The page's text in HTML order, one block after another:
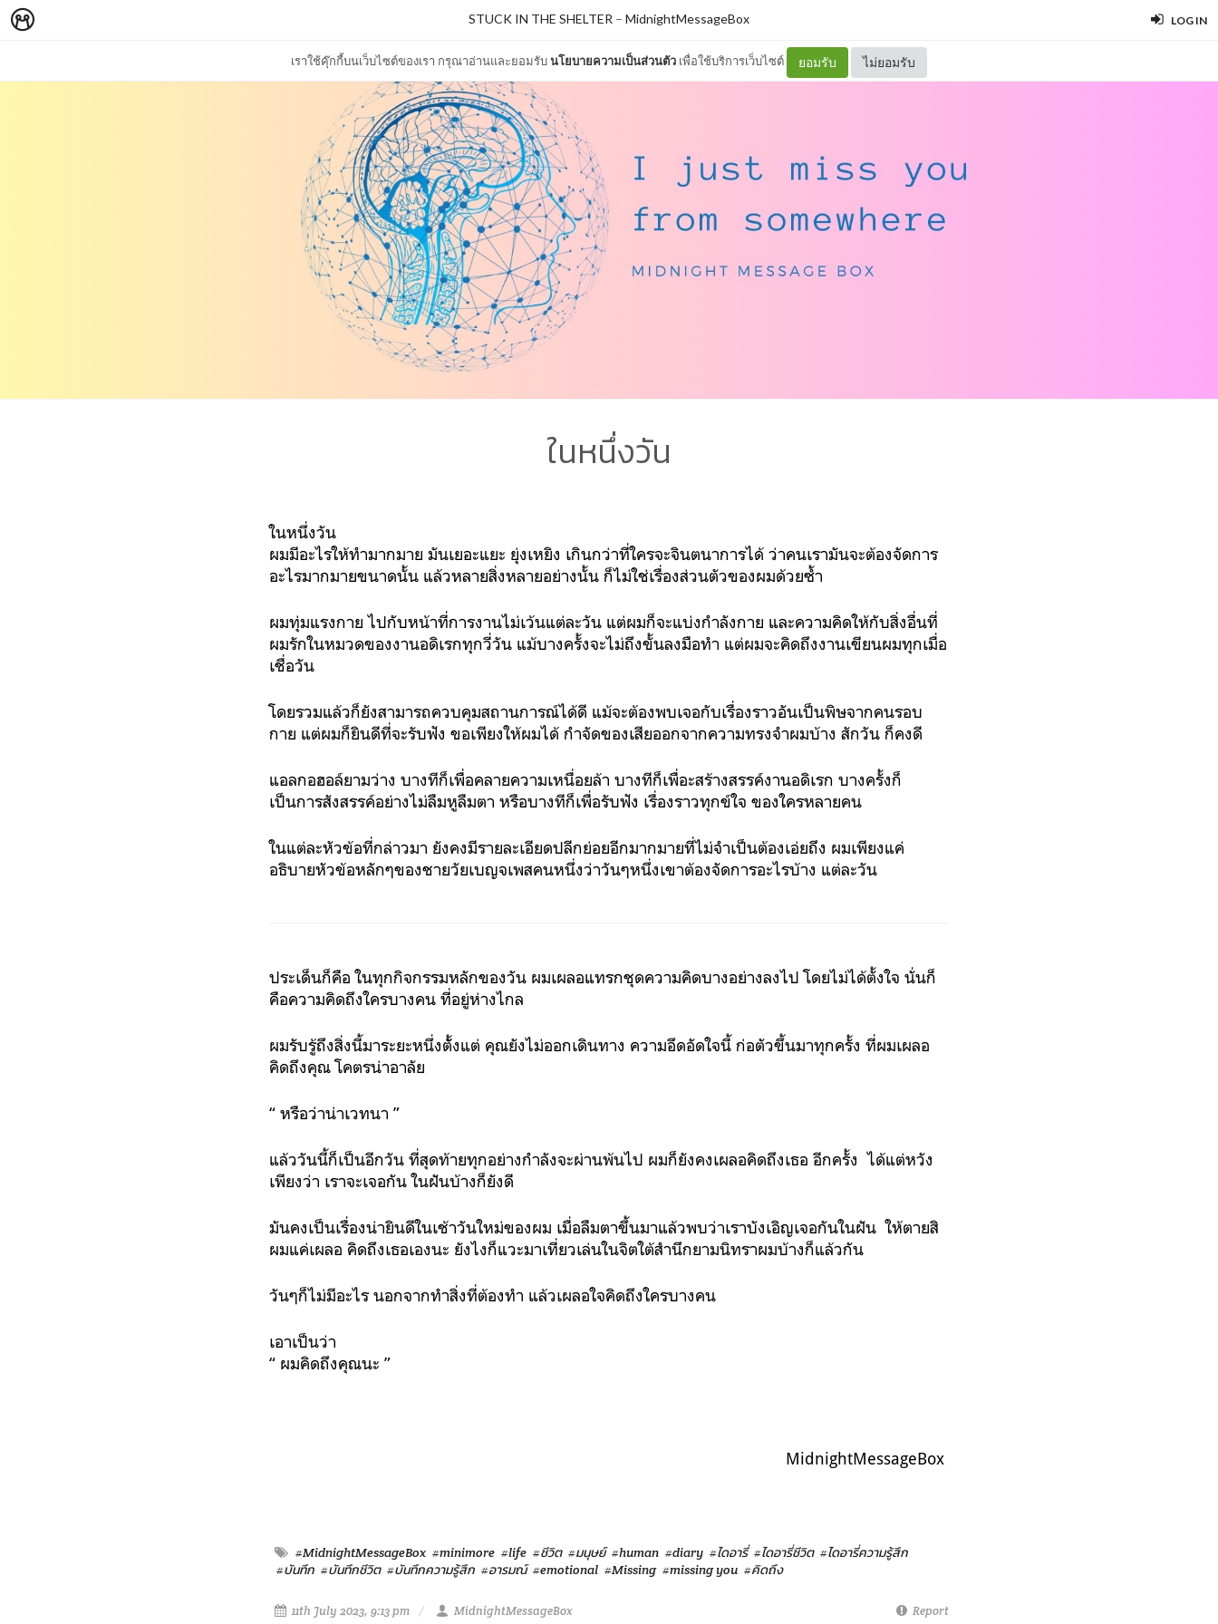
LOG IN
เราใช้คุ๊กกี้บนเว็บไซต์ของเรา กรุณาอ่านและยอมรับนโยบายความเป็นส่วนตัว เพื่อใช้บริการเว็บไซต์ ยอมรับ ไม่ยอมรับ
STUCK IN THE SHELTER – MidnightMessageBox
ในหนึ่งวัน
ในหนึ่งวัน
ผมมีอะไรให้ทำมากมาย มันเยอะแยะ ยุ่งเหยิง เกินกว่าที่ใครจะจินตนาการได้ ว่าคนเรามันจะต้องจัดการ
อะไรมากมายขนาดนั้น แล้วหลายสิ่งหลายอย่างนั้น ก็ไม่ใช่เรื่องส่วนตัวของผมด้วยซ้ำ
ผมทุ่มแรงกาย ไปกับหน้าที่การงานไม่เว้นแต่ละวัน แต่ผมก็จะแบ่งกำลังกาย และความคิดให้กับสิ่งอื่นที่
ผมรักในหมวดของงานอดิเรกทุกวี่วัน แม้บางครั้งจะไม่ถึงขั้นลงมือทำ แต่ผมจะคิดถึงงานเขียนผมทุกเมื่อ
เชื่อวัน
โดยรวมแล้วก็ยังสามารถควบคุมสถานการณ์ได้ดี แม้จะต้องพบเจอกับเรื่องราวอันเป็นพิษจากคนรอบ
กาย แต่ผมก็ยินดีที่จะรับฟัง ขอเพียงให้ผมได้ กำจัดของเสียออกจากความทรงจำผมบ้าง สักวัน ก็คงดี
แอลกอฮอล์ยามว่าง บางทีก็เพื่อคลายความเหนื่อยล้า บางทีก็เพื่อะสร้างสรรค์งานอดิเรก บางครั้งก็
เป็นการสังสรรค์อย่างไม่ลืมหูลืมตา หรือบางทีก็เพื่อรับฟัง เรื่องราวทุกข์ใจ ของใครหลายคน
ในแต่ละหัวข้อที่กล่าวมา ยังคงมีรายละเอียดปลีกย่อยอีกมากมายที่ไม่จำเป็นต้องเอ่ยถึง ผมเพียงแค่
อธิบายหัวข้อหลักๆของชายวัยเบญจเพสคนหนึ่งว่าวันๆหนึ่งเขาต้องจัดการอะไรบ้าง แต่ละวัน
ประเด็นก็คือ ในทุกกิจกรรมหลักของวัน ผมเผลอแทรกชุดความคิดบางอย่างลงไป โดยไม่ได้ตั้งใจ นั่นก็
คือความคิดถึงใครบางคน ที่อยู่ห่างไกล
ผมรับรู้ถึงสิ่งนี้มาระยะหนึ่งตัั้งแต่ คุณยังไม่ออกเดินทาง ความอึดอัดใจนี้ ก่อตัวขึ้นมาทุกครั้ง ที่ผมเผลอ
คิดถึงคุณ โคตรน่าอาลัย
“ หรือว่าน่าเวทนา ”
แล้ววันนี้ก็เป็นอีกวัน ที่สุดท้ายทุกอย่างกำลังจะผ่านพ้นไป ผมก็ยังคงเผลอคิดถึงเธอ อีกครั้ง ได้แต่หวัง
เพียงว่า เราจะเจอกัน ในฝันบ้างก็ยังดี
มันคงเป็นเรื่องน่ายินดีในเช้าวันใหม่ของผม เมื่อลืมตาขึ้นมาแล้วพบว่าเราบังเอิญเจอกันในฝัน ให้ตายสิ
ผมแค่เผลอ คิดถึงเธอเองนะ ยังไงก็แวะมาเที่ยวเล่นในจิตใต้สำนึกยามนิทราผมบ้างก็แล้วกัน
วันๆก็ไม่มีอะไร นอกจากทำสิ่งที่ต้องทำ แล้วเผลอใจคิดถึงใครบางคน
เอาเป็นว่า
“ ผมคิดถึงคุณนะ ”
MidnightMessageBox
#MidnightMessageBox #minimore #life #ชีวิต #มนุษย์ #human #diary #ไดอารี่ #ไดอารี่ชีวิต #ไดอารี่ความรู้สึก
#บันทึก #บันทึกชีวิต #บันทึกความรู้สึก #อารมณ์ #emotional #Missing #missing you #คิดถึง
11th July 2023, 9:13 pm MidnightMessageBox Report